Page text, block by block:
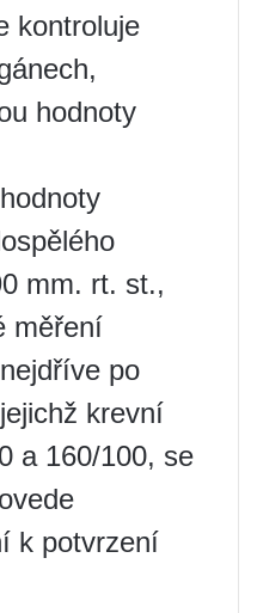
kontroluje
hodnoty
mm. rt. st.,
měření
po
krevní
a 160/100, se
k potvrzení